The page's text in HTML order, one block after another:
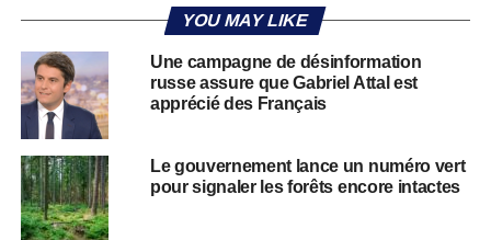
YOU MAY LIKE
Une campagne de désinformation
russe assure que Gabriel Attal est
apprécié des Français
Le gouvernement lance un numéro vert
pour signaler les forêts encore intactes